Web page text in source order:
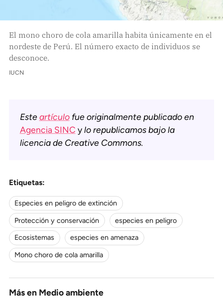
El mono choro de cola amarilla habita únicamente en el
nordeste de Perú. El número exacto de individuos se
desconoce.
IUCN
Este artículo fue originalmente publicado en
Agencia SINC ylo republicamos bajo la
licencia de Creative Commons.
Etiquetas:
Especies en peligro de extinción
Protección y conservación
especies en peligro
Ecosistemas
especies en amenaza
Mono choro de cola amarilla
Más en Medio ambiente